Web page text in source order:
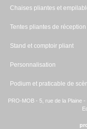
Chaises pliantes et
Tentes pliantes de réception
Stand et comptoir pliant
Personnalisation
Podium et praticable de
PRO-MOB - 5, rue de la Plaine